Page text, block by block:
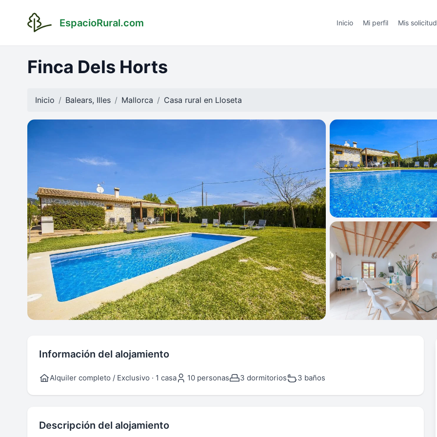
EspacioRural.com Inicio Mi perfil Mis
Finca Dels Horts
Inicio Balears, Illes Mallorca Casa rural en Lloseta
Información del alojamiento
Alquiler completo / Exclusivo · 1 casa 10 personas 3 dormitorios 3 baños
Descripción del alojamiento